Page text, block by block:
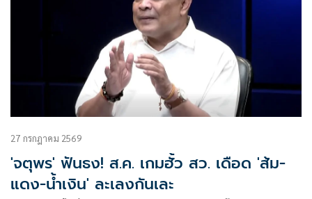
27 กรกฎาคม 2569
'จตุพร' ฟันธง! ส.ค. เกมฮั้ว สว. เดือด 'ส้ม-
แดง-น้ำเงิน' ละเลงกันเละ